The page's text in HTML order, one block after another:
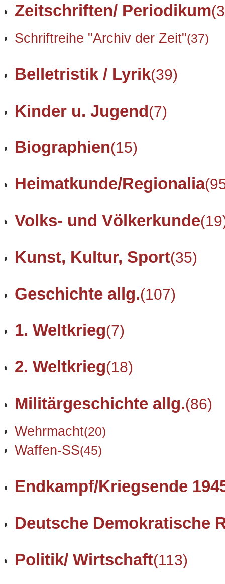
Zeitschriften/ Periodikum
Schriftreihe "Archiv der Zeit"(37)
Belletristik / Lyrik(39)
Kinder u. Jugend(7)
Biographien(15)
Heimatkunde/Regionalia
Volks- und Völkerkunde
Kunst, Kultur, Sport(35)
Geschichte allg.(107)
1. Weltkrieg(7)
2. Weltkrieg(18)
Militärgeschichte allg.(86)
Wehrmacht(20)
Waffen-SS(45)
Endkampf/Kriegsende
Deutsche Demokratische
Politik/ Wirtschaft(113)